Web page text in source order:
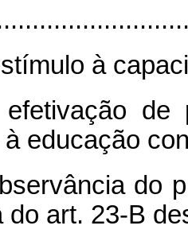
à
de
educação
do
do art. 23-B